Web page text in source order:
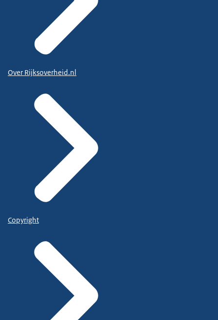
Over Rijksoverheid.nl
Copyright